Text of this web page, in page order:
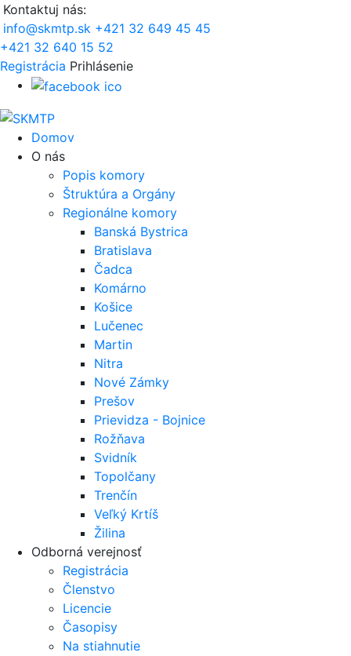
Kontaktuj nás:
info@skmtp.sk +421 32 649 45 45
+421 32 640 15 52
Registrácia Prihlásenie
Domov
O nás
Popis komory
Štruktúra a Orgány
Regionálne komory
Banská Bystrica
Bratislava
Čadca
Komárno
Košice
Lučenec
Martin
Nitra
Nové Zámky
Prešov
Prievidza - Bojnice
Rožňava
Svidník
Topolčany
Trenčín
Veľký Krtíš
Žilina
Odborná verejnosť
Registrácia
Členstvo
Licencie
Časopisy
Na stiahnutie